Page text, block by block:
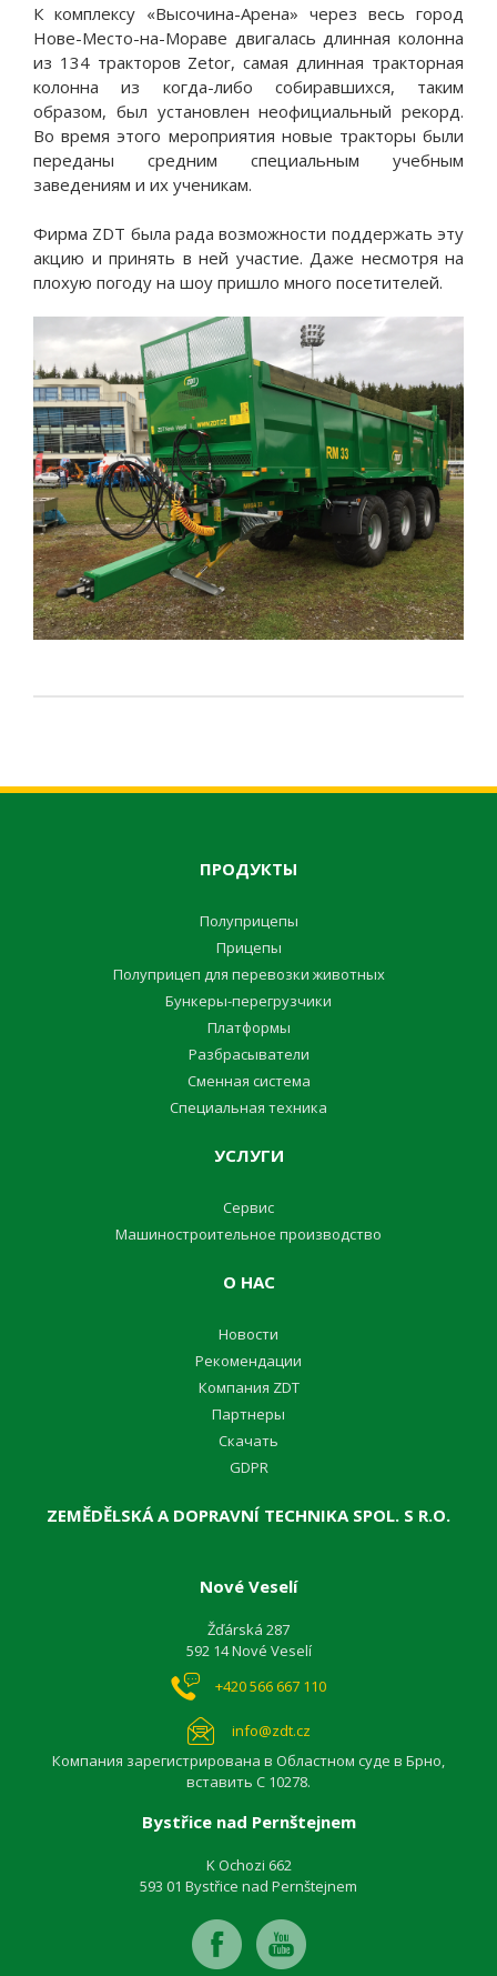
К комплексу «Высочина-Арена» через весь город
Нове-Место-на-Мораве двигалась длинная колонна
из 134 тракторов Zetor, самая длинная тракторная
колонна из когда-либо собиравшихся, таким
образом, был установлен неофициальный рекорд.
Во время этого мероприятия новые тракторы были
переданы средним специальным учебным
заведениям и их ученикам.
Фирма ZDT была рада возможности поддержать эту
акцию и принять в ней участие. Даже несмотря на
плохую погоду на шоу пришло много посетителей.
ПРОДУКТЫ
Полуприцепы
Прицепы
Полуприцеп для перевозки животных
Бункеры-перегрузчики
Платформы
Разбрасыватели
Сменная система
Специальная техника
УСЛУГИ
Сервис
Машиностроительное производство
О НАС
Новости
Pекомендации
Компания ZDT
Партнеры
Cкачать
GDPR
ZEMĚDĚLSKÁ A DOPRAVNÍ TECHNIKA SPOL. S R.O.
Nové Veselí
Žďárská 287
592 14 Nové Veselí
+420 566 667 110
info@zdt.cz
Компания зарегистрирована в Областном суде в Брно,
вставить C 10278.
Bystřice nad Pernštejnem
K Ochozi 662
593 01 Bystřice nad Pernštejnem